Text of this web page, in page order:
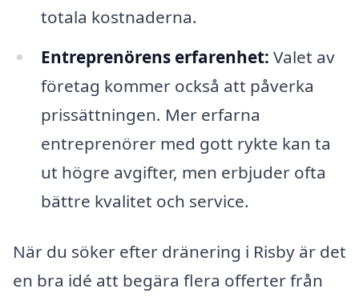
totala kostnaderna.
Entreprenörens erfarenhet: Valet av
företag kommer också att påverka
prissättningen. Mer erfarna
entreprenörer med gott rykte kan ta
ut högre avgifter, men erbjuder ofta
bättre kvalitet och service.
När du söker efter dränering i Risby är det
en bra idé att begära flera offerter från